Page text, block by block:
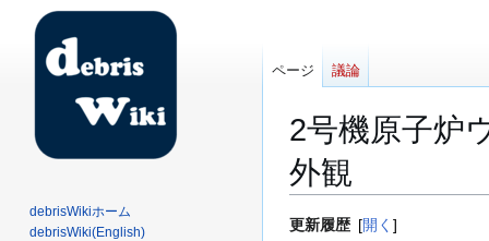
2号機原子炉
外観
ナ
検
更新履歴 開く
ページ 議論
debrisWikiホーム
debrisWiki(English)